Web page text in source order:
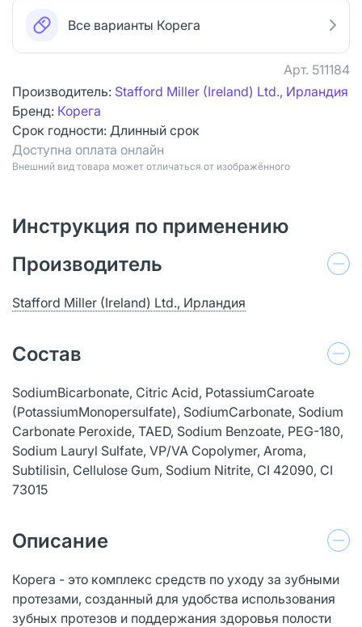
Все варианты Корега
Арт. 511184
Производитель: Stafford Miller (Ireland) Ltd., Ирландия
Бренд: Корега
Срок годности: Длинный срок
Доступна оплата онлайн
Bнешний вид товара может отличаться от изображённого
Инструкция по применению
Производитель
Stafford Miller (Ireland) Ltd., Ирландия
Состав
SodiumBicarbonate, Citric Acid, PotassiumCaroate
(PotassiumMonopersulfate), SodiumCarbonate, Sodium
Carbonate Peroxide, TAED, Sodium Benzoate, PEG-180,
Sodium Lauryl Sulfate, VP/VA Copolymer, Aroma,
Subtilisin, Cellulose Gum, Sodium Nitrite, CI 42090, CI
73015
Описание
Корега - это комплекс средств по уходу за зубными
протезами, созданный для удобства использования
зубных протезов и поддержания здоровья полости